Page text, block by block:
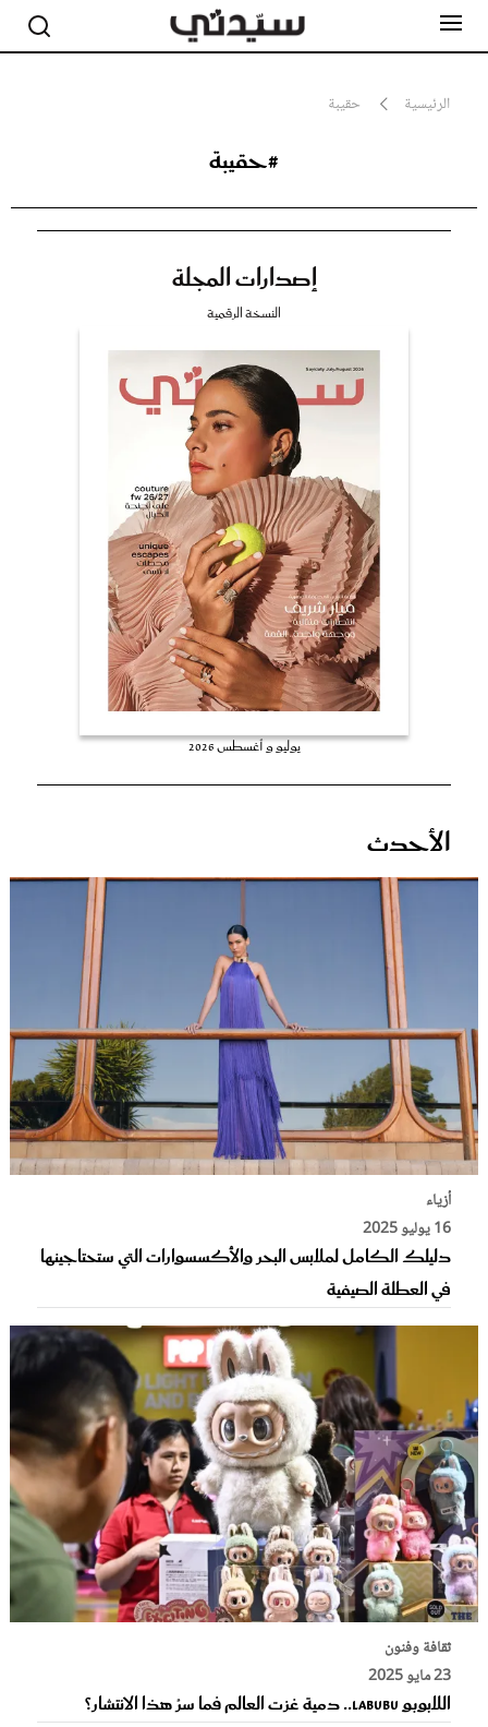
الرئيسية حقيبة
#حقيبة
إصدارات المجلة
النسخة الرقمية
يوليو و أغسطس 2026
الأحدث
أزياء
16 يوليو 2025
دليلك الكامل لملابس البحر والأكسسوارات التي ستحتاجينها
في العطلة الصيفية
ثقافة وفنون
23 مايو 2025
اللابوبو Labubu.. دمية غزت العالم فما سرُ هذا الانتشار؟
جمال
صحة ورشاقة
عروس سيدتي
غلاف رفمي